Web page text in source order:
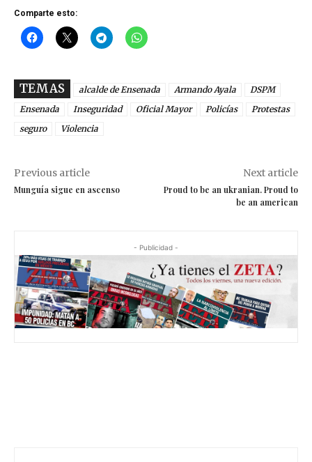
Comparte esto:
TEMAS alcalde de Ensenada Armando Ayala
DSPM
Ensenada
Inseguridad Oficial Mayor Policías
Protestas
seguro
Violencia
Previous article
Munguía sigue en ascenso
Next article
Proud to be an ukranian. Proud to
be an american
- Publicidad -